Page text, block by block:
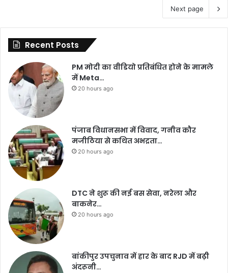
Next page
Recent Posts
PM मोदी का वीडियो प्रतिबंधित होने के मामले
में Meta…
20 hours ago
पंजाब विधानसभा में विवाद, गनीव कौर
मजीठिया से कथित अभद्रता…
20 hours ago
DTC ने शुरू की नई बस सेवा, नरेला और
बाकनेर…
20 hours ago
बांकीपुर उपचुनाव में हार के बाद RJD में बढ़ी
अंदरूनी…